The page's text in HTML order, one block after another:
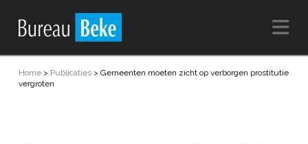
Home> Publicaties> Gemeenten moeten zicht op verborgen prostitutie
vergroten